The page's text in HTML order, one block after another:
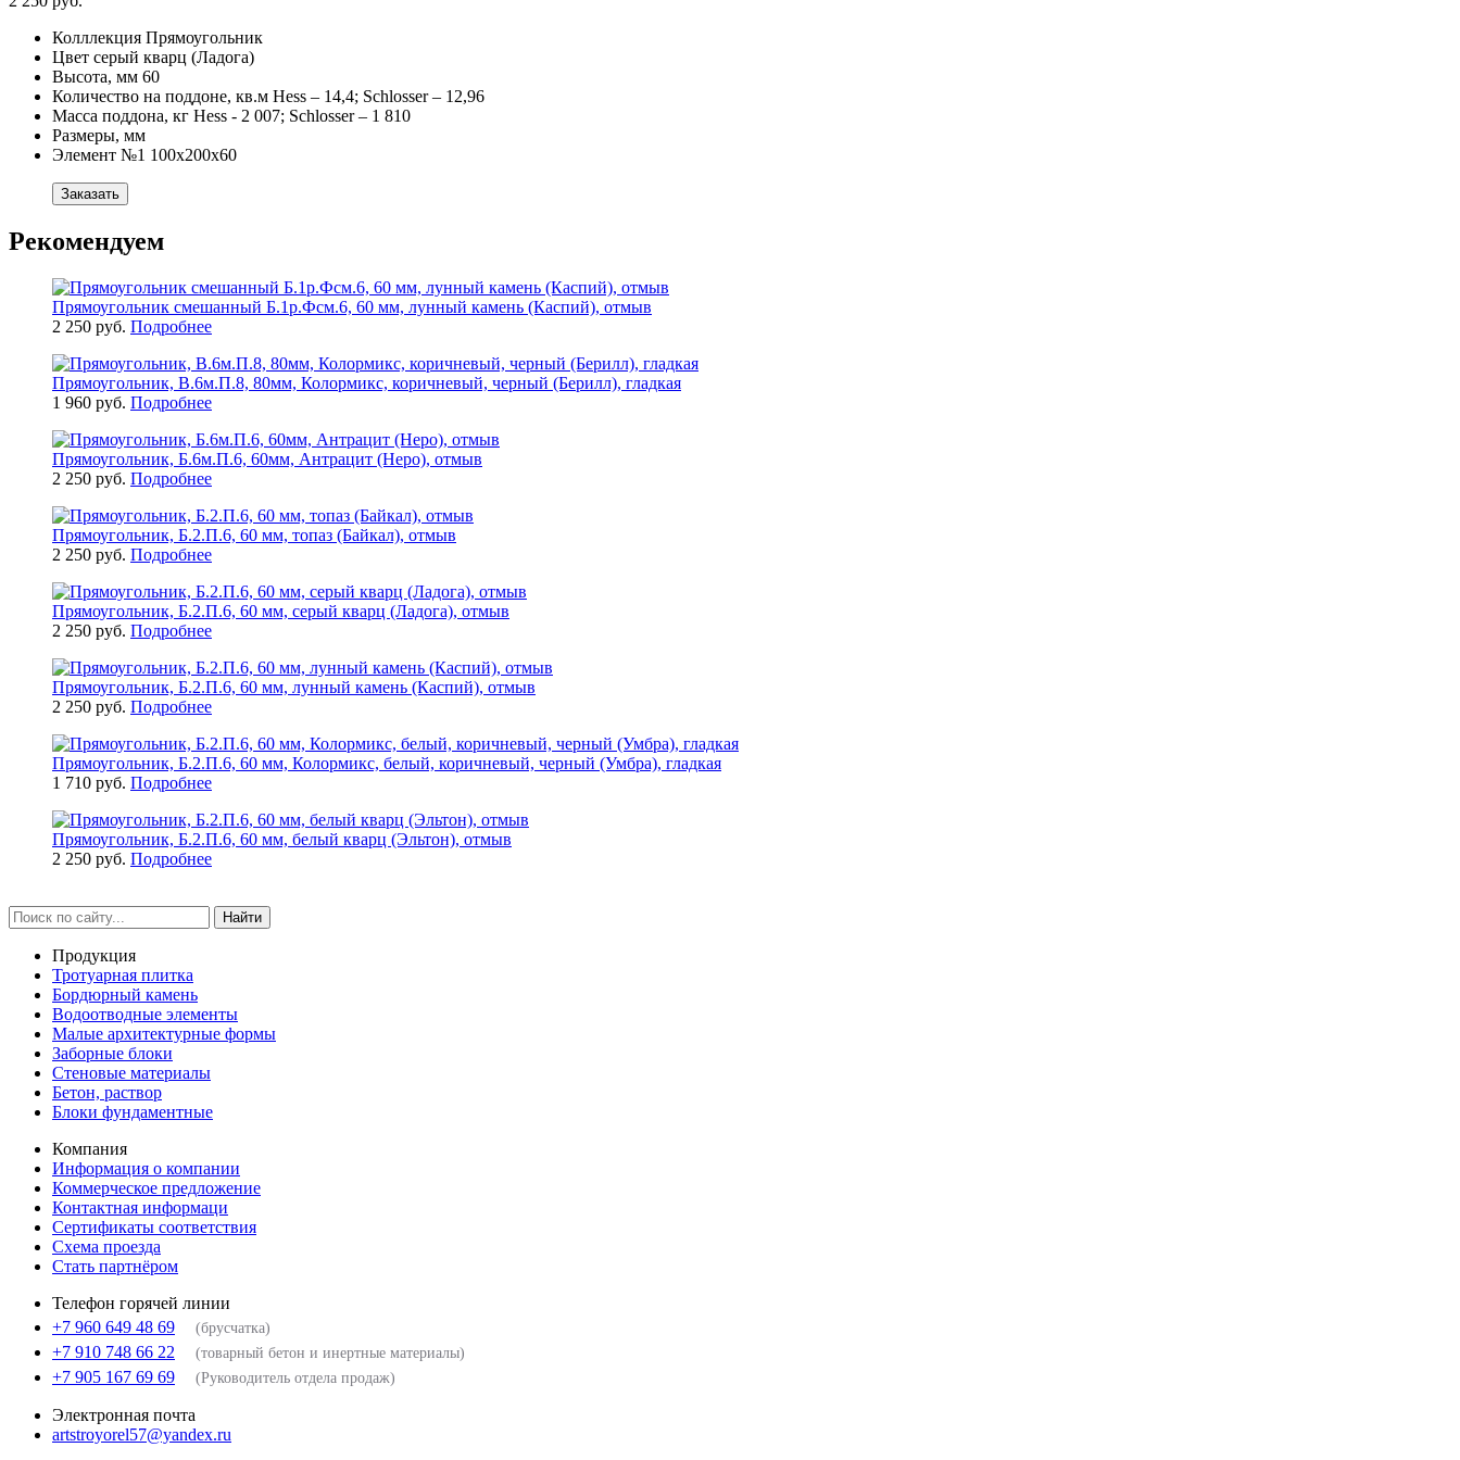
Колллекция Прямоугольник
Цвет серый кварц (Ладога)
Высота, мм 60
Количество на поддоне, кв.м Hess – 14,4; Schlosser – 12,96
Масса поддона, кг Hess - 2 007; Schlosser – 1 810
Размеры, мм
Элемент №1 100х200х60
Заказать
Рекомендуем
Прямоугольник смешанный Б.1р.Фсм.6, 60 мм, лунный камень (Каспий), отмыв
2 250 руб. Подробнее
Прямоугольник, В.6м.П.8, 80мм, Колормикс, коричневый, черный (Берилл), гладкая
1 960 руб. Подробнее
Прямоугольник, Б.6м.П.6, 60мм, Антрацит (Неро), отмыв
2 250 руб. Подробнее
Прямоугольник, Б.2.П.6, 60 мм, топаз (Байкал), отмыв
2 250 руб. Подробнее
Прямоугольник, Б.2.П.6, 60 мм, серый кварц (Ладога), отмыв
2 250 руб. Подробнее
Прямоугольник, Б.2.П.6, 60 мм, лунный камень (Каспий), отмыв
2 250 руб. Подробнее
Прямоугольник, Б.2.П.6, 60 мм, Колормикс, белый, коричневый, черный (Умбра), гладкая
1 710 руб. Подробнее
Прямоугольник, Б.2.П.6, 60 мм, белый кварц (Эльтон), отмыв
2 250 руб. Подробнее
Найти
Продукция
Тротуарная плитка
Бордюрный камень
Водоотводные элементы
Малые архитектурные формы
Заборные блоки
Стеновые материалы
Бетон, раствор
Блоки фундаментные
Компания
Информация о компании
Коммерческое предложение
Контактная информаци
Сертификаты соответствия
Схема проезда
Стать партнёром
Телефон горячей линии
+7 960 649 48 69
(брусчатка)
+7 910 748 66 22 (товарный бетон и инертные материалы)
+7 905 167 69 69 (Руководитель отдела продаж)
Электронная почта
artstroyorel57@yandex.ru